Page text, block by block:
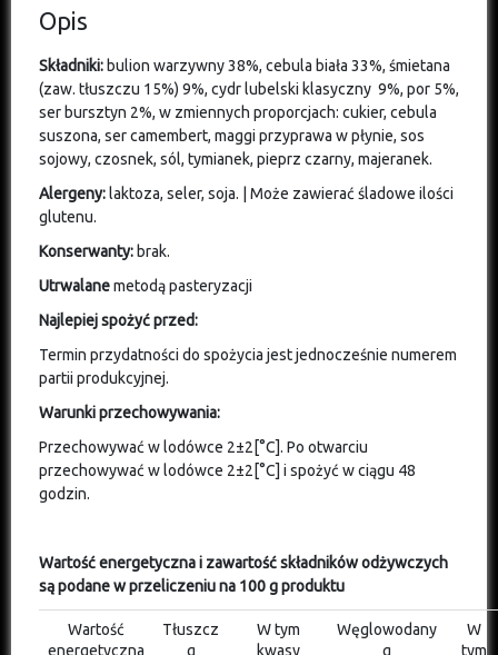
Opis
Składniki: bulion warzywny 38%, cebula biała 33%, śmietana
(zaw. tłuszczu 15%) 9%, cydr lubelski klasyczny 9%, por 5%,
ser bursztyn 2%, w zmiennych proporcjach: cukier, cebula
suszona, ser camembert, maggi przyprawa w płynie, sos
sojowy, czosnek, sól, tymianek, pieprz czarny, majeranek.
Alergeny:laktoza, seler, soja. | Może zawierać śladowe ilości
glutenu.
Konserwanty: brak.
Utrwalanemetodą pasteryzacji
Najlepiej spożyć przed:
Termin przydatności do spożycia jest jednocześnie numerem
partii produkcyjnej.
Warunki przechowywania:
Przechowywać w lodówce 2±2[°C]. Po otwarciu
przechowywać w lodówce 2±2[°C] i spożyć w ciągu 48
godzin.
Wartość energetyczna i zawartość składników odżywczych
są podane w przeliczeniu na 100 g produktu
Wartość
energetyczna
Tłuszcz
g
W tym
kwasy
Węglowodany
g
W
tym